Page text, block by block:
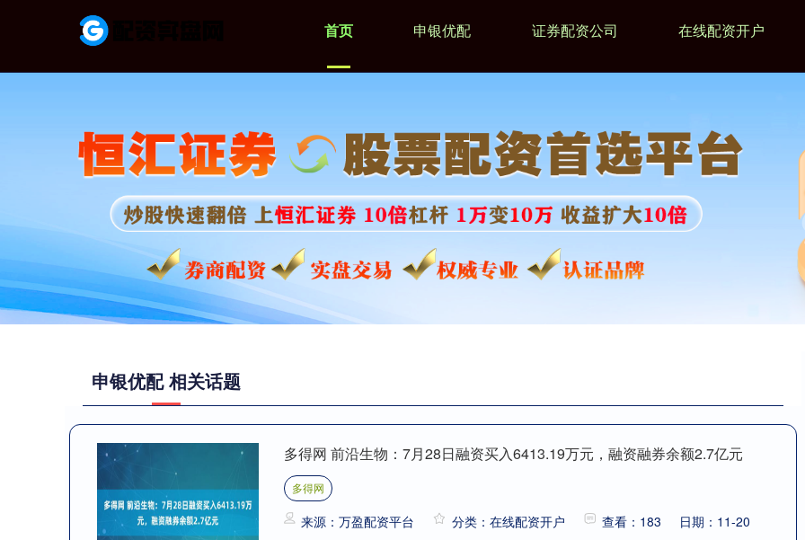
首页 申银优配 证券配资公司 在线配资开户
申银优配 相关话题
多得网 前沿生物：7月28日融资买入6413.19万元，融资融券余额2.7亿元
多得网
来源：万盈配资平台 分类：在线配资开户 查看：183
日期：11-20